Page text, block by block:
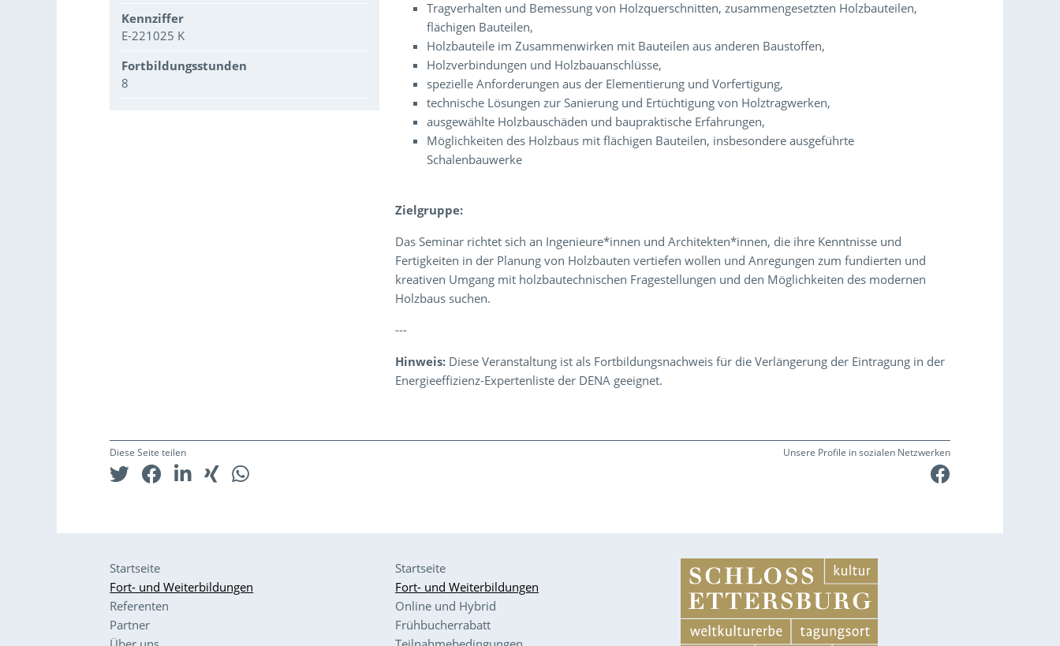
Kennziffer
E-221025 K
Fortbildungsstunden
8
Tragverhalten und Bemessung von Holzquerschnitten, zusammengesetzten Holzbauteilen,
flächigen Bauteilen,
Holzbauteile im Zusammenwirken mit Bauteilen aus anderen Baustoffen,
Holzverbindungen und Holzbauanschlüsse,
spezielle Anforderungen aus der Elementierung und Vorfertigung,
technische Lösungen zur Sanierung und Ertüchtigung von Holztragwerken,
ausgewählte Holzbauschäden und baupraktische Erfahrungen,
Möglichkeiten des Holzbaus mit flächigen Bauteilen, insbesondere ausgeführte
Schalenbauwerke
Zielgruppe:
Das Seminar richtet sich an Ingenieure*innen und Architekten*innen, die ihre Kenntnisse und
Fertigkeiten in der Planung von Holzbauten vertiefen wollen und Anregungen zum fundierten und
kreativen Umgang mit holzbautechnischen Fragestellungen und den Möglichkeiten des modernen
Holzbaus suchen.
---
Hinweis: Diese Veranstaltung ist als Fortbildungsnachweis für die Verlängerung der Eintragung in der
Energieeffizienz-Expertenliste der DENA geeignet.
Diese Seite teilen Unsere Profile in sozialen Netzwerken
Startseite
Fort- und Weiterbildungen
Referenten
Partner
Startseite
Fort- und Weiterbildungen
Online und Hybrid
Frühbucherrabatt